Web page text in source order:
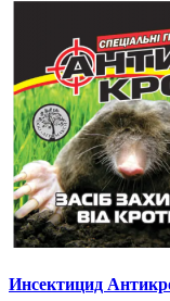
Инсектицид